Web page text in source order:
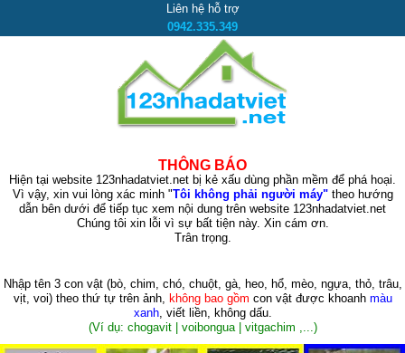
Liên hệ hỗ trợ
0942.335.349
THÔNG BÁO
Hiện tại website 123nhadatviet.net bị kẻ xấu dùng phần mềm để phá hoại.
Vì vậy, xin vui lòng xác minh "Tôi không phải người máy"theo hướng
dẫn bên dưới để tiếp tục xem nội dung trên website 123nhadatviet.net
Chúng tôi xin lỗi vì sự bất tiện này. Xin cám ơn.
Trân trọng.
Nhập tên 3 con vật (bò, chim, chó, chuột, gà, heo, hổ, mèo, ngựa, thỏ, trâu,
vịt, voi)theo thứ tự trên ảnh, không bao gồm con vật được khoanh màu
xanh, viết liền, không dấu.
(Ví dụ: chogavit | voibongua | vitgachim ,...)